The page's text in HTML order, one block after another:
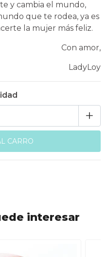
y cambia el mundo,
que te rodea, ya es
la mujer más feliz.
Con amor,
LadyLoy
+
interesar